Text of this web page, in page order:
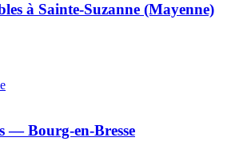
à Sainte-Suzanne (Mayenne)
— Bourg-en-Bresse